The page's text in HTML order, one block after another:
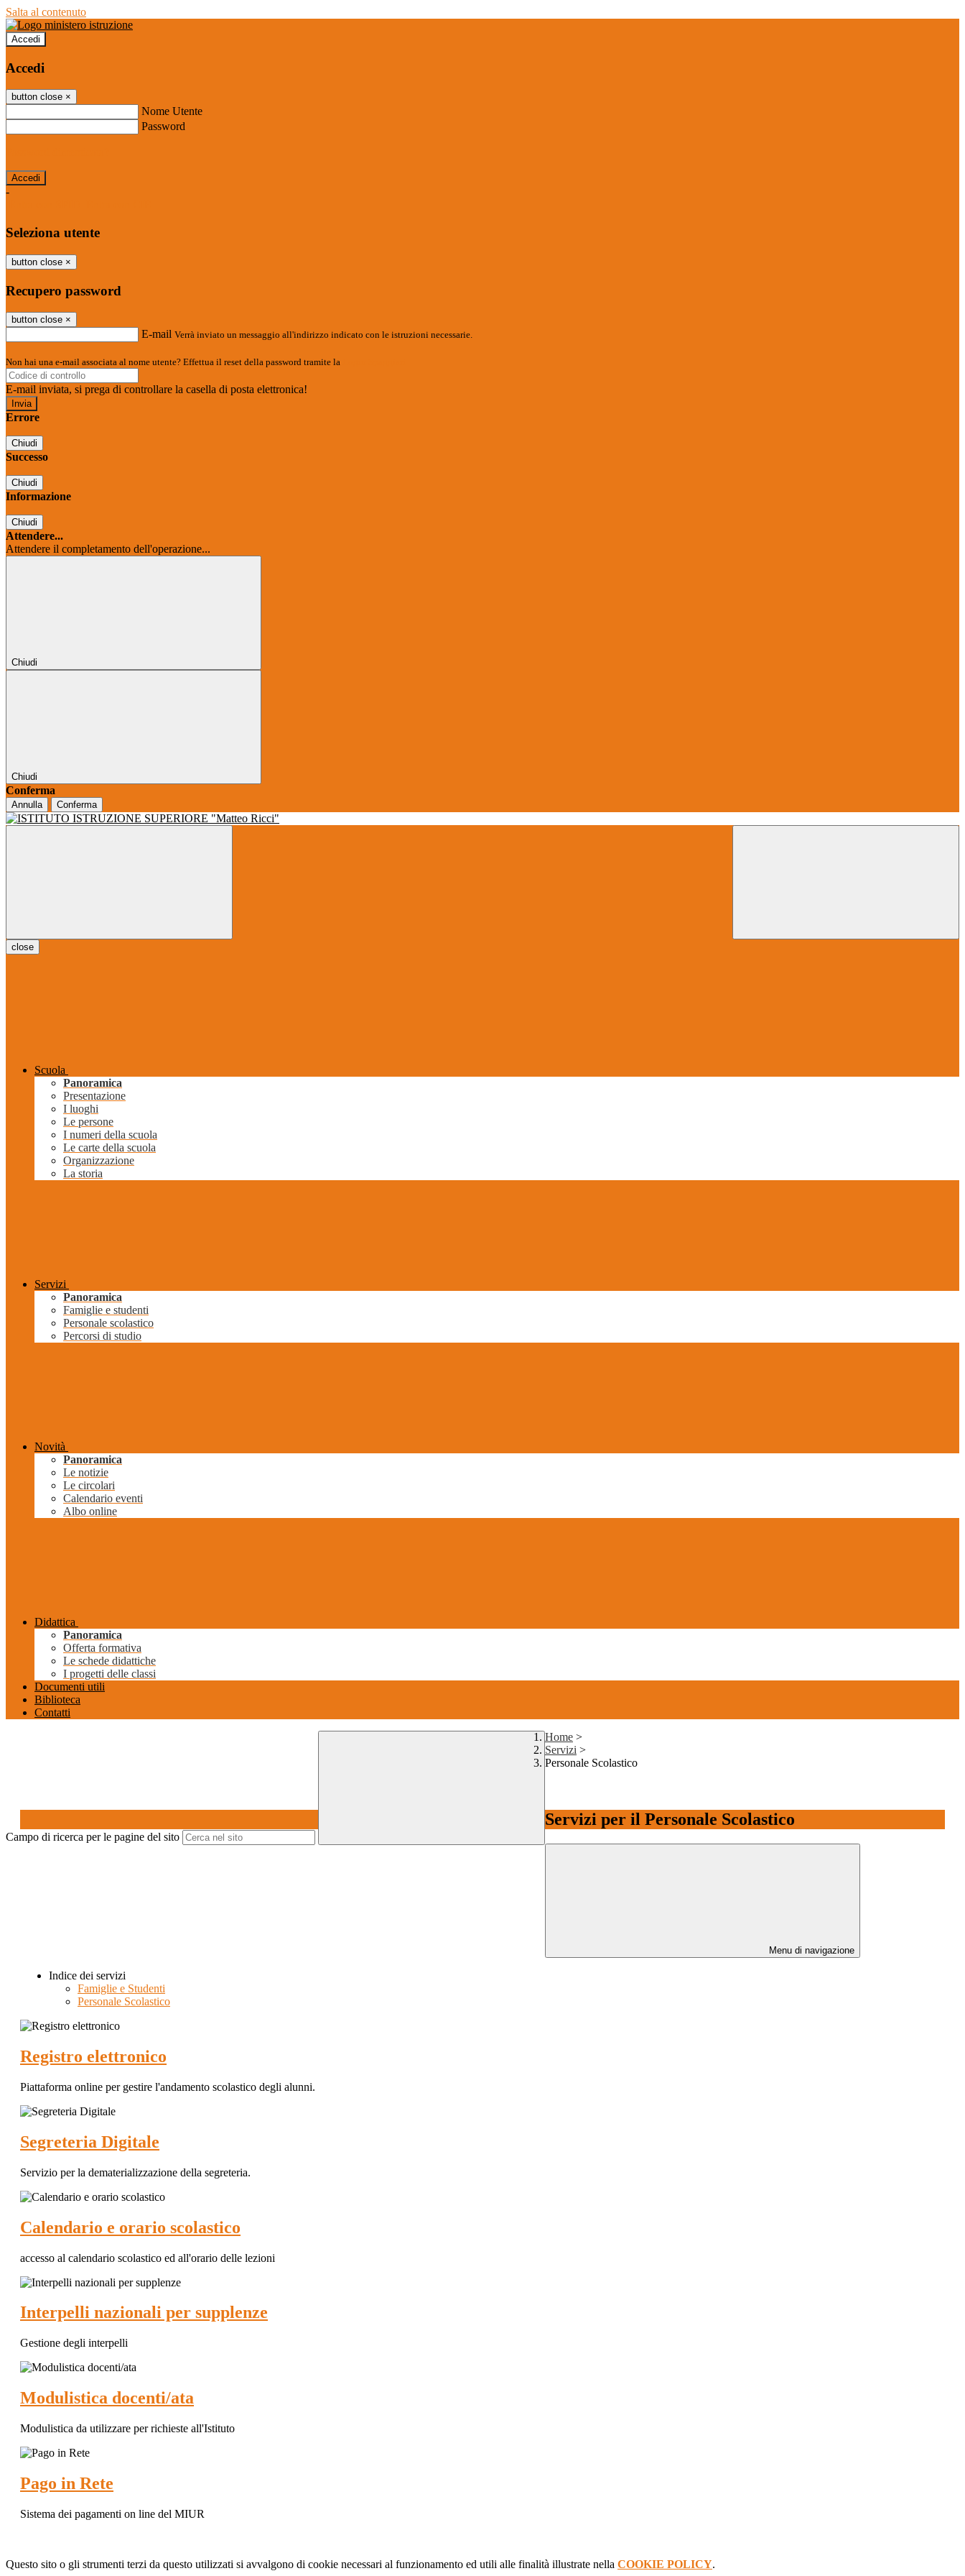
Salta al contenuto
Accedi
Accedi
button close ×
Nome Utente
Password
-
Seleziona utente
button close ×
Recupero password
button close ×
E-mail Verrà inviato un messaggio all'indirizzo indicato con le istruzioni necessarie.
Non hai una e-mail associata al nome utente? Effettua il reset della password tramite la
E-mail inviata, si prega di controllare la casella di posta elettronica!
Errore
Chiudi
Successo
Chiudi
Informazione
Chiudi
Attendere...
Attendere il completamento dell'operazione...
Chiudi
Chiudi
Conferma
Annulla Conferma
close
Scuola
Panoramica
Presentazione
I luoghi
Le persone
I numeri della scuola
Le carte della scuola
Organizzazione
La storia
Servizi
Panoramica
Famiglie e studenti
Personale scolastico
Percorsi di studio
Novità
Panoramica
Le notizie
Le circolari
Calendario eventi
Albo online
Didattica
Panoramica
Offerta formativa
Le schede didattiche
I progetti delle classi
Documenti utili
Biblioteca
Contatti
Campo di ricerca per le pagine del sito
Home >
Servizi >
Personale Scolastico
Servizi per il Personale Scolastico
Menu di navigazione
Indice dei servizi
Famiglie e Studenti
Personale Scolastico
Registro elettronico
Piattaforma online per gestire l'andamento scolastico degli alunni.
Segreteria Digitale
Servizio per la dematerializzazione della segreteria.
Calendario e orario scolastico
accesso al calendario scolastico ed all'orario delle lezioni
Interpelli nazionali per supplenze
Gestione degli interpelli
Modulistica docenti/ata
Modulistica da utilizzare per richieste all'Istituto
Pago in Rete
Sistema dei pagamenti on line del MIUR
Questo sito o gli strumenti terzi da questo utilizzati si avvalgono di cookie necessari al funzionamento ed utili alle finalità illustrate nella COOKIE POLICY.